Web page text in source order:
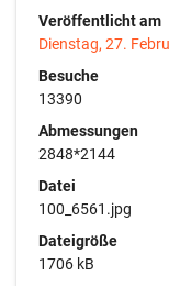
Veröffentlicht am
Dienstag, 27.
Besuche
13390
Abmessungen
2848*2144
Datei
100_6561.jpg
Dateigröße
1706 kB